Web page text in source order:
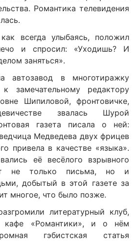
Романтика телевидения
всегда улыбаясь, положил
и спросил: «Уходишь? И
заняться».
автозавод в многотиражку
к замечательному редактору
Шипиловой, фронтовичке,
звалась Шурой
газета писала о ней:
Медведева двух фрицев
привела в качестве «языка».
её весёлого взрывного
не только письма, но и
добытый в этой газете за
многое, что было позже.
литературный клуб,
кафе «Романтики», и о нём
гэбистская статья